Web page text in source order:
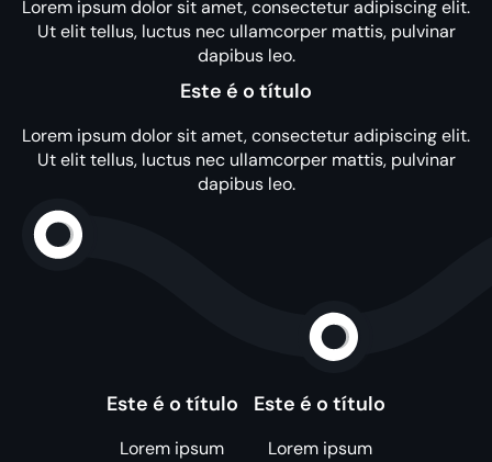
Lorem ipsum dolor sit amet, consectetur adipiscing elit.
Ut elit tellus, luctus nec ullamcorper mattis, pulvinar
dapibus leo.
Este é o título
Lorem ipsum dolor sit amet, consectetur adipiscing elit.
Ut elit tellus, luctus nec ullamcorper mattis, pulvinar
dapibus leo.
Este é o título
Lorem ipsum
Este é o título
Lorem ipsum